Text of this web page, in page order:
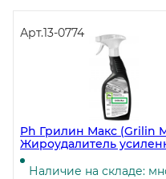
Арт.13-0774
Ph Грилин Макс (Grilin
Жироудалитель
действия, 500 мл ЧЗ
Наличие на складе: